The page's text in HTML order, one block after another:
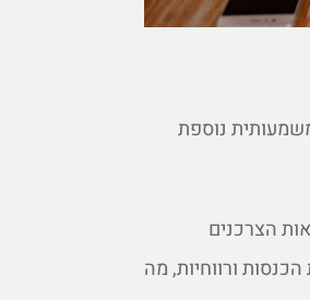
נוספת
הצרכנים
ורווחיות, מה